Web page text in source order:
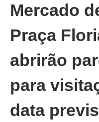
Mercado
Praça
abrirão
para
data